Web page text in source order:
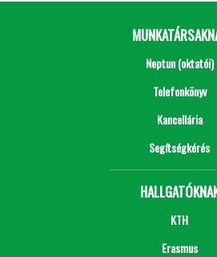
Neptun (oktatói)
Telefonkönyv
Kancellária
Segítségkérés
KTH
Erasmus